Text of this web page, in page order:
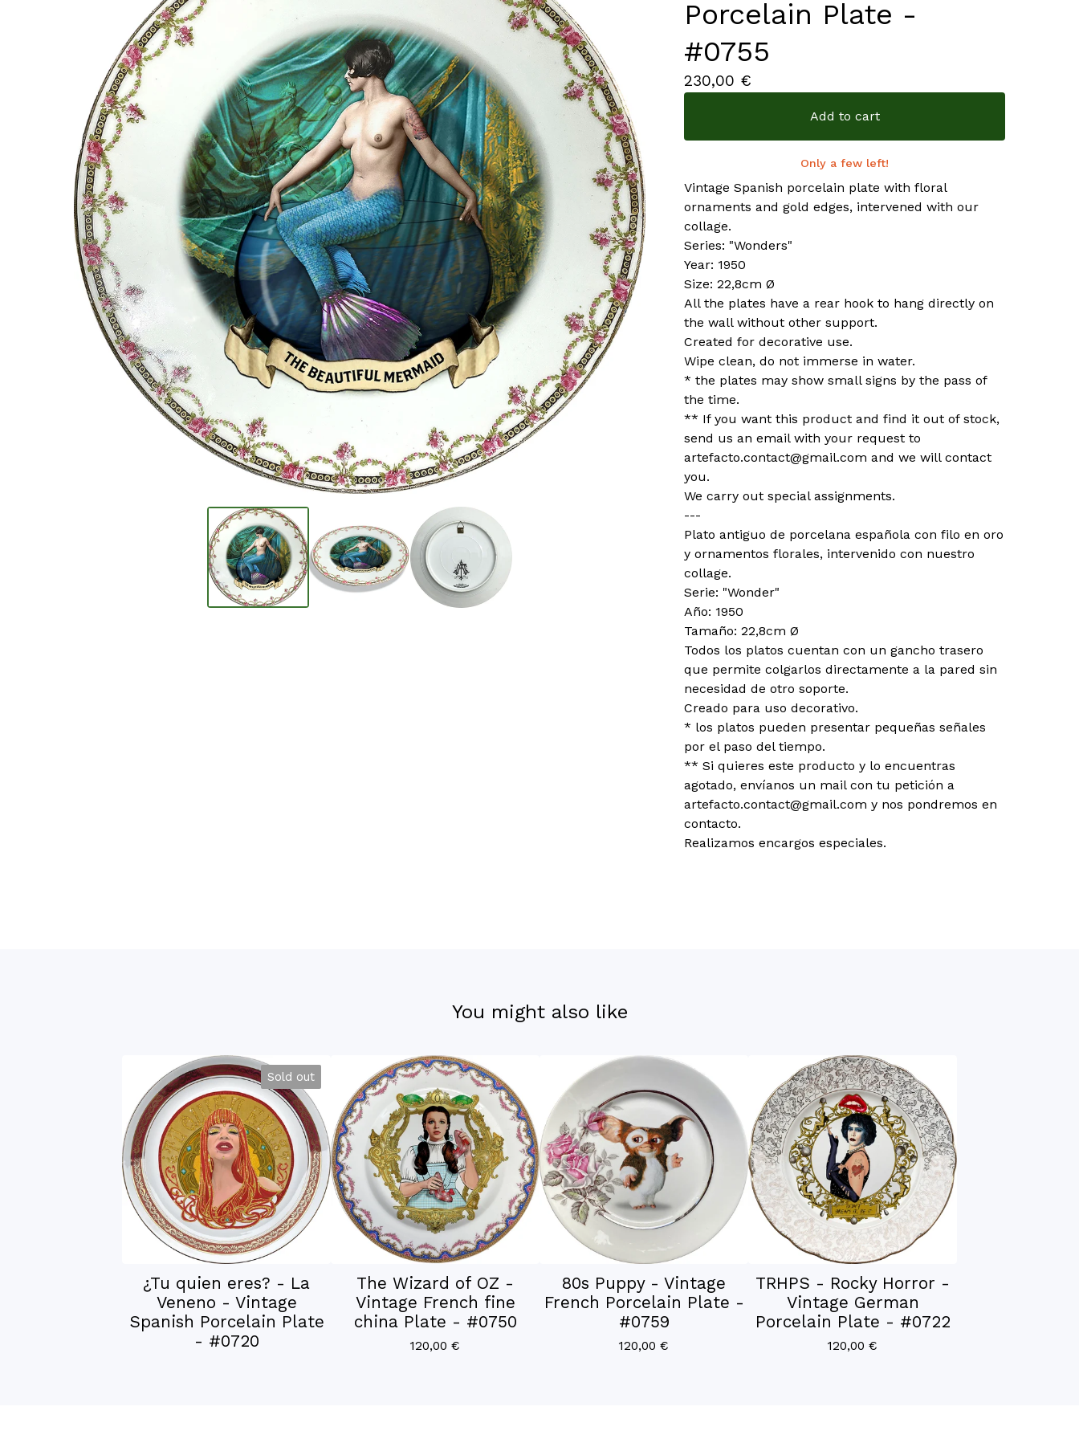
Porcelain Plate -
#0755
230,00 €
Add to cart
Only a few left!
Vintage Spanish porcelain plate with floral
ornaments and gold edges, intervened with our
collage.
Series: "Wonders"
Year: 1950
Size: 22,8cm Ø
All the plates have a rear hook to hang directly on
the wall without other support.
Created for decorative use.
Wipe clean, do not immerse in water.
* the plates may show small signs by the pass of
the time.
** If you want this product and find it out of stock,
send us an email with your request to
artefacto.contact@gmail.com and we will contact
you.
We carry out special assignments.
---
Plato antiguo de porcelana española con filo en oro
y ornamentos florales, intervenido con nuestro
collage.
Serie: "Wonder"
Año: 1950
Tamaño: 22,8cm Ø
Todos los platos cuentan con un gancho trasero
que permite colgarlos directamente a la pared sin
necesidad de otro soporte.
Creado para uso decorativo.
* los platos pueden presentar pequeñas señales
por el paso del tiempo.
** Si quieres este producto y lo encuentras
agotado, envíanos un mail con tu petición a
artefacto.contact@gmail.com y nos pondremos en
contacto.
Realizamos encargos especiales.
You might also like
Sold out
¿Tu quien eres? - La
Veneno - Vintage
Spanish Porcelain Plate
- #0720
The Wizard of OZ -
Vintage French fine
china Plate - #0750
120,00 €
80s Puppy - Vintage
French Porcelain Plate -
#0759
120,00 €
TRHPS - Rocky Horror -
Vintage German
Porcelain Plate - #0722
120,00 €